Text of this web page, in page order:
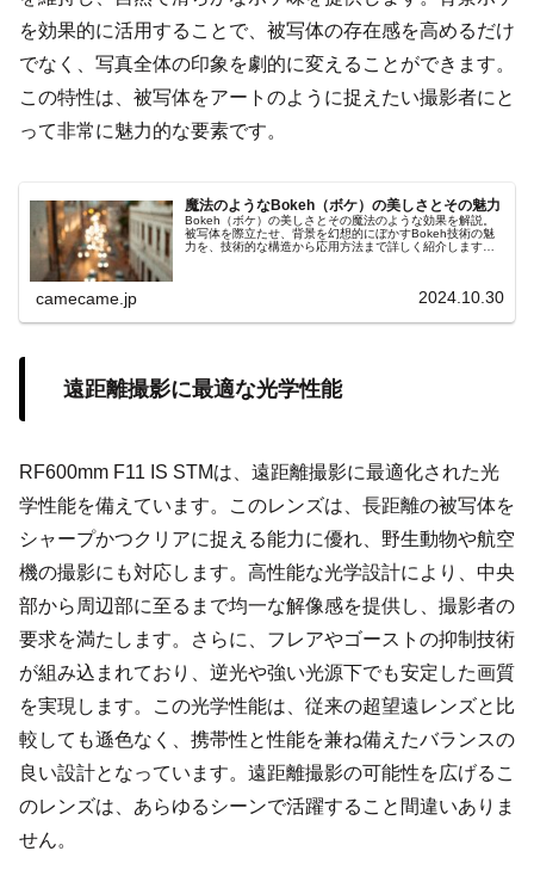
を効果的に活用することで、被写体の存在感を高めるだけ
でなく、写真全体の印象を劇的に変えることができます。
この特性は、被写体をアートのように捉えたい撮影者にと
って非常に魅力的な要素です。
魔法のようなBokeh（ボケ）の美しさとその魅力
Bokeh（ボケ）の美しさとその魔法のような効果を解説。
被写体を際立たせ、背景を幻想的にぼかすBokeh技術の魅
力を、技術的な構造から応用方法まで詳しく紹介します。
び、写真表現にさらなる奥行きと魅力をプラスしましょ
camecame.jp 2024.10.30
遠距離撮影に最適な光学性能
RF600mm F11 IS STMは、遠距離撮影に最適化された光
学性能を備えています。このレンズは、長距離の被写体を
シャープかつクリアに捉える能力に優れ、野生動物や航空
機の撮影にも対応します。高性能な光学設計により、中央
部から周辺部に至るまで均一な解像感を提供し、撮影者の
要求を満たします。さらに、フレアやゴーストの抑制技術
が組み込まれており、逆光や強い光源下でも安定した画質
を実現します。この光学性能は、従来の超望遠レンズと比
較しても遜色なく、携帯性と性能を兼ね備えたバランスの
良い設計となっています。遠距離撮影の可能性を広げるこ
のレンズは、あらゆるシーンで活躍すること間違いありま
せん。